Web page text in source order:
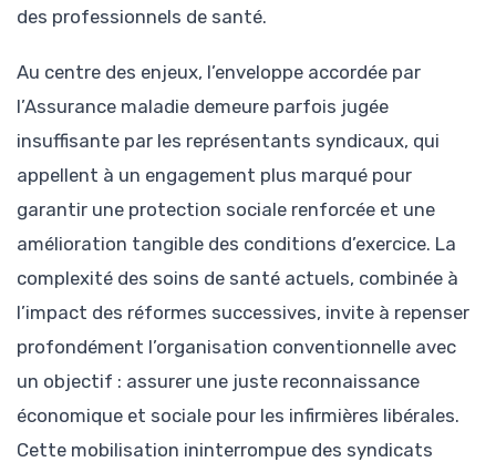
des professionnels de santé.
Au centre des enjeux, l’enveloppe accordée par
l’Assurance maladie demeure parfois jugée
insuffisante par les représentants syndicaux, qui
appellent à un engagement plus marqué pour
garantir une protection sociale renforcée et une
amélioration tangible des conditions d’exercice. La
complexité des soins de santé actuels, combinée à
l’impact des réformes successives, invite à repenser
profondément l’organisation conventionnelle avec
un objectif : assurer une juste reconnaissance
économique et sociale pour les infirmières libérales.
Cette mobilisation ininterrompue des syndicats